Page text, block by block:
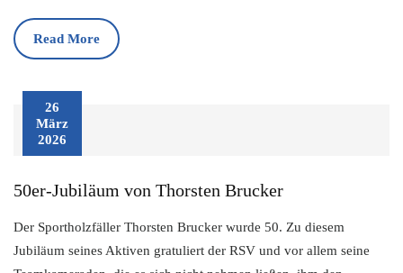
Read More
26
März
2026
50er-Jubiläum von Thorsten Brucker
Der Sportholzfäller Thorsten Brucker wurde 50. Zu diesem
Jubiläum seines Aktiven gratuliert der RSV und vor allem seine